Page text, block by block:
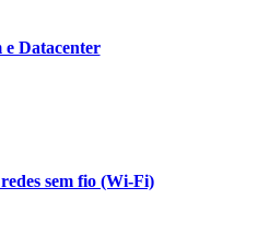
e Datacenter
sem fio (Wi-Fi)